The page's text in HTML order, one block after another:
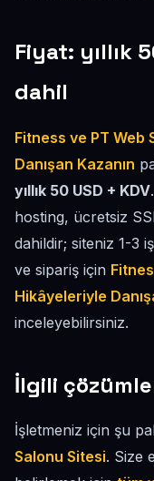
Fiyat: yıllık
dahil
Fitness ve PT Web
Danışan Kazanın
yıllık 50 USD + KDV
hosting, ücretsiz
dahildir; siteniz 1-3
ve sipariş için
Hikâyeleriyle
inceleyebilirsiniz.
İlgili
İşletmeniz için şu
Salonu Sitesi. Size